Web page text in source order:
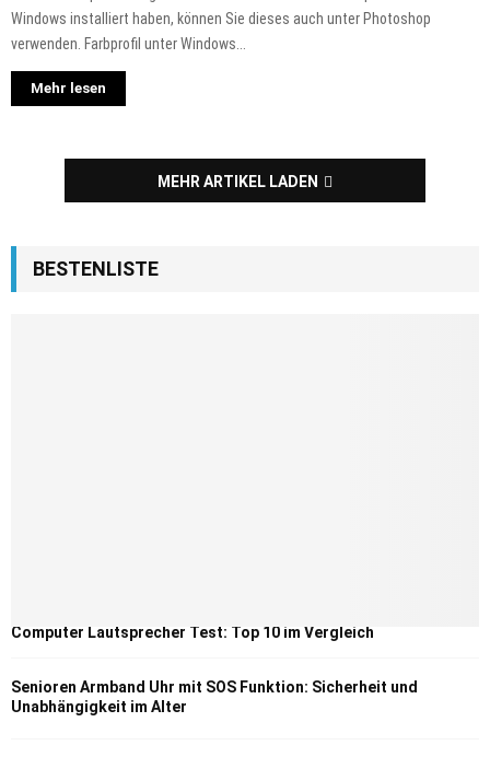
Windows installiert haben, können Sie dieses auch unter Photoshop
verwenden. Farbprofil unter Windows...
Mehr lesen
MEHR ARTIKEL LADEN
BESTENLISTE
Computer Lautsprecher Test: Top 10 im Vergleich
Senioren Armband Uhr mit SOS Funktion: Sicherheit und
Unabhängigkeit im Alter